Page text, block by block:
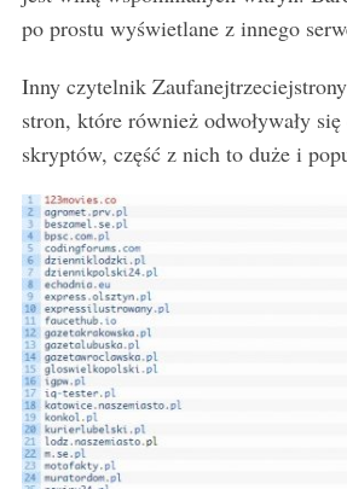
po prostu wyświetlane z innego
Inny czytelnik
stron, które również odwoływały
skryptów, część z nich to duże i